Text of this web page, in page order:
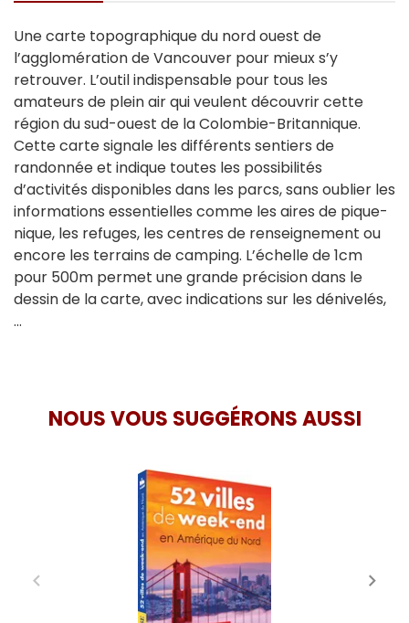
Une carte topographique du nord ouest de
l’agglomération de Vancouver pour mieux s’y
retrouver. L’outil indispensable pour tous les
amateurs de plein air qui veulent découvrir cette
région du sud-ouest de la Colombie-Britannique.
Cette carte signale les différents sentiers de
randonnée et indique toutes les possibilités
d’activités disponibles dans les parcs, sans oublier les
informations essentielles comme les aires de pique-
nique, les refuges, les centres de renseignement ou
encore les terrains de camping. L’échelle de 1cm
pour 500m permet une grande précision dans le
dessin de la carte, avec indications sur les dénivelés,
…
NOUS VOUS SUGGÉRONS AUSSI